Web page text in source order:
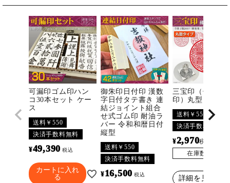
可漏印ゴム印ハン
コ30本セット ケー
ス
送料￥550
決済手数料無料
¥49,390 税込
カートに入れ
る
御朱印日付印 漢数
字日付タテ書き 連
結ジョイント組合
せ式ゴム印 耐油ラ
バー 令和和暦日付
縦型
送料￥550
決済手数料無料
¥16,500 税込
三宝印（佛法僧
印）丸型
送料￥550
決済手数料無料
¥2,970税込
在庫数
詳細を見る